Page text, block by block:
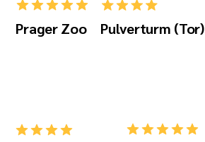
Prager Zoo Pulverturm (Tor)